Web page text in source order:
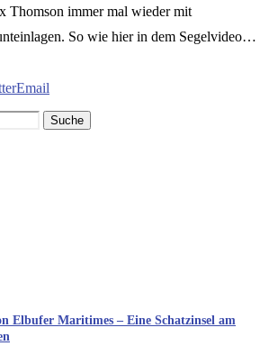
Thomson immer mal wieder mit
So wie hier in dem Segelvideo…
Email
Elbufer Maritimes – Eine Schatzinsel am